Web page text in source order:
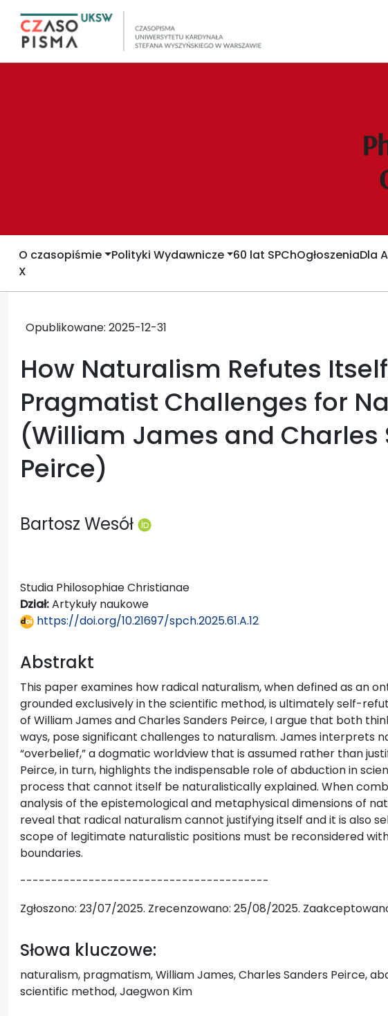
O czasopiśmie Polityki Wydawnicze 60 lat SPChOgłoszeniaDla
X
Opublikowane: 2025-12-31
How Naturalism Refutes
Pragmatist Challenges for
(William James and Charles
Peirce)
Bartosz Wesół
Studia Philosophiae Christianae
Dział:Artykuły naukowe
https://doi.org/10.21697/spch.2025.61.A.12
Abstrakt
This paper examines how radical naturalism, when defined as an
grounded exclusively in the scientific method, is ultimately self-
of William James and Charles Sanders Peirce, I argue that both
ways, pose significant challenges to naturalism. James interprets
“overbelief,” a dogmatic worldview that is assumed rather than
Peirce, in turn, highlights the indispensable role of abduction in
process that cannot itself be naturalistically explained. When
analysis of the epistemological and metaphysical dimensions of
reveal that radical naturalism cannot justifying itself and it is also
scope of legitimate naturalistic positions must be reconsidered
boundaries.
----------------------------------------
Zgłoszono: 23/07/2025. Zrecenzowano: 25/08/2025.
Słowa kluczowe:
naturalism, pragmatism, William James, Charles Sanders Peirce,
scientific method, Jaegwon Kim